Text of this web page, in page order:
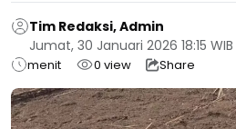
Tim Redaksi, Admin
Jumat, 30 Januari 2026 18:15 WIB
menit 0 view Share